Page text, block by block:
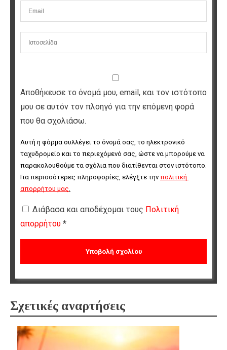
Αποθήκευσε το όνομά μου, email, και τον ιστότοπο
μου σε αυτόν τον πλοηγό για την επόμενη φορά
που θα σχολιάσω.
Αυτή η φόρμα συλλέγει το όνομά σας, το ηλεκτρονικό
ταχυδρομείο και το περιεχόμενό σας, ώστε να μπορούμε να
παρακολουθούμε τα σχόλια που διατίθενται στον ιστότοπο.
Για περισσότερες πληροφορίες, ελέγξτε την πολιτική
απορρήτου μας
Διάβασα και αποδέχομαι τους Πολιτική
απορρήτου *
Σχετικές αναρτήσεις